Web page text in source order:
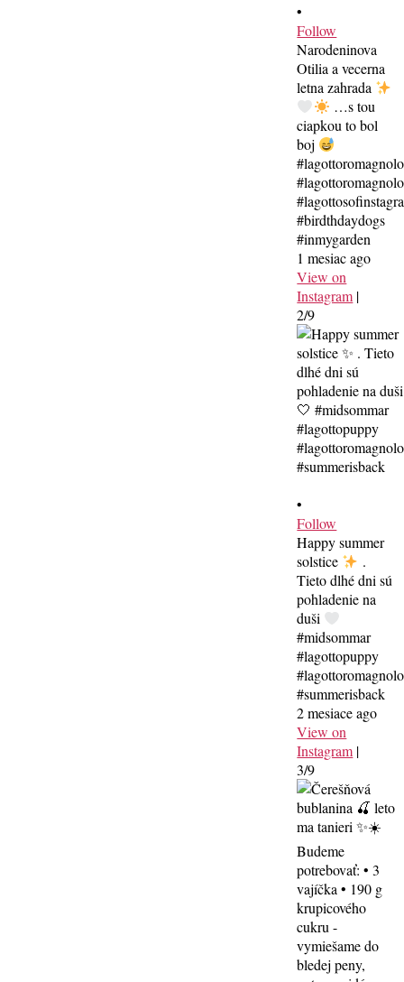
•
Follow
Narodeninova
Otilia a vecerna
letna zahrada
…s tou
ciapkou to bol
boj
#birdthdaydogs
#inmygarden
1 mesiac ago
View on
Instagram |
2/9
•
Follow
Happy summer
solstice
.
Tieto dlhé dni sú
pohladenie na
duši
#midsommar
#lagottopuppy
#lagottoromagnolo
#summerisback
2 mesiace ago
View on
Instagram |
3/9